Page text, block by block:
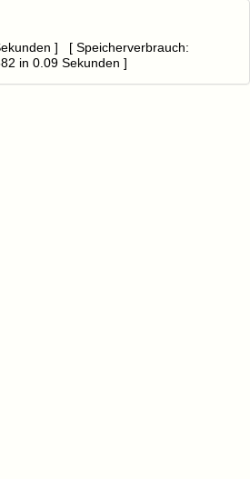
] [ Speicherverbrauch:
in 0.09 Sekunden ]